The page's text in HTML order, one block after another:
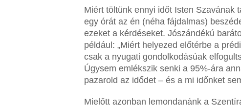
Miért töltünk ennyi időt Isten Szavának
egy órát az én (néha fájdalmas)
ezeket a kérdéseket. Jószándékú
például: „Miért helyezed előtérbe a
csak a nyugati gondolkodásúak
Úgysem emlékszik senki a 95%-ára
pazarold az idődet – és a mi időnket
Mielőtt azonban lemondanánk a